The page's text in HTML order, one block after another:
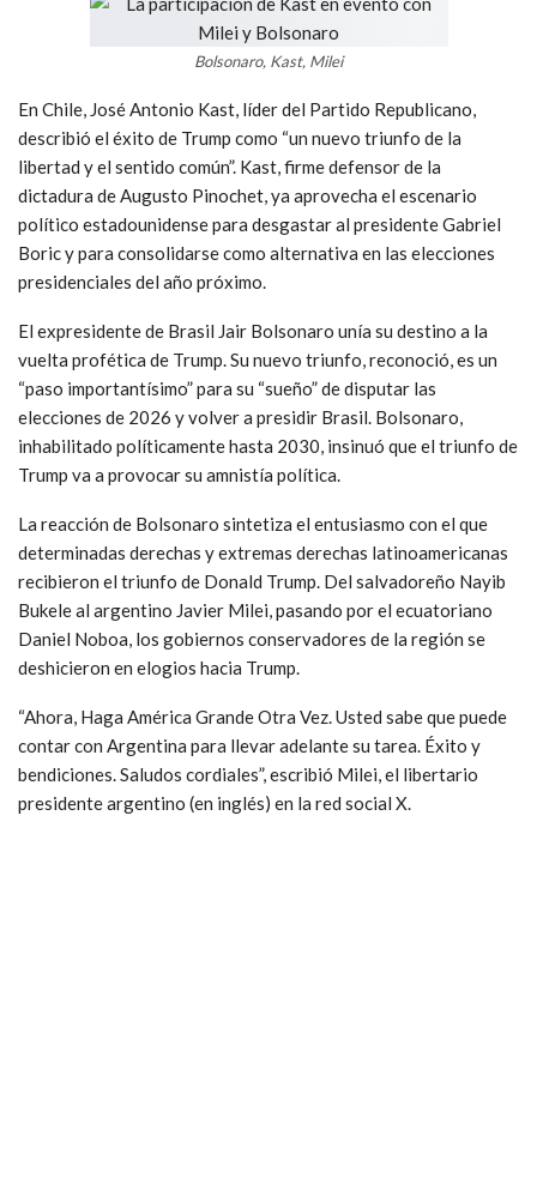
Bolsonaro, Kast, Milei
En Chile, José Antonio Kast, líder del Partido Republicano,
describió el éxito de Trump como “un nuevo triunfo de la
libertad y el sentido común”. Kast, firme defensor de la
dictadura de Augusto Pinochet, ya aprovecha el escenario
político estadounidense para desgastar al presidente Gabriel
Boric y para consolidarse como alternativa en las elecciones
presidenciales del año próximo.
El expresidente de Brasil Jair Bolsonaro unía su destino a la
vuelta profética de Trump. Su nuevo triunfo, reconoció, es un
“paso importantísimo” para su “sueño” de disputar las
elecciones de 2026 y volver a presidir Brasil. Bolsonaro,
inhabilitado políticamente hasta 2030, insinuó que el triunfo de
Trump va a provocar su amnistía política.
La reacción de Bolsonaro sintetiza el entusiasmo con el que
determinadas derechas y extremas derechas latinoamericanas
recibieron el triunfo de Donald Trump. Del salvadoreño Nayib
Bukele al argentino Javier Milei, pasando por el ecuatoriano
Daniel Noboa, los gobiernos conservadores de la región se
deshicieron en elogios hacia Trump.
“Ahora, Haga América Grande Otra Vez. Usted sabe que puede
contar con Argentina para llevar adelante su tarea. Éxito y
bendiciones. Saludos cordiales”, escribió Milei, el libertario
presidente argentino (en inglés) en la red social X.